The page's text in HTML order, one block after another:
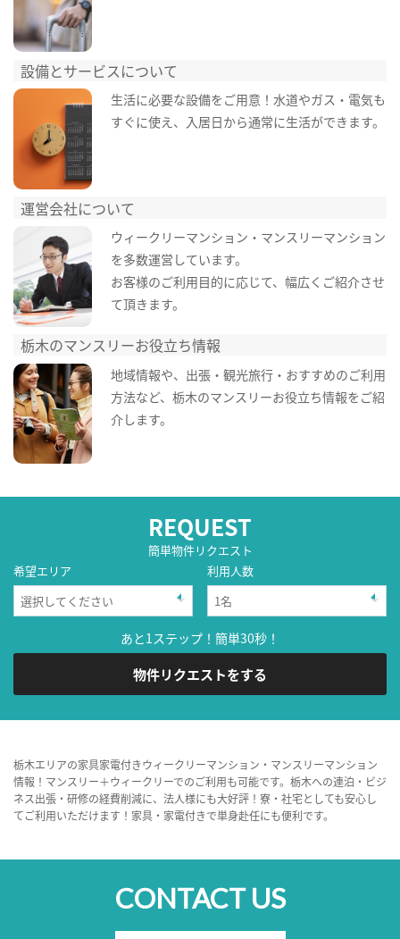
設備とサービスについて
生活に必要な設備をご用意！水道やガス・電気も
すぐに使え、入居日から通常に生活ができます。
運営会社について
ウィークリーマンション・マンスリーマンション
を多数運営しています。
お客様のご利用目的に応じて、幅広くご紹介させ
て頂きます。
栃木のマンスリーお役立ち情報
地域情報や、出張・観光旅行・おすすめのご利用
方法など、栃木のマンスリーお役立ち情報をご紹
介します。
REQUEST
簡単物件リクエスト
希望エリア
利用人数
あと1ステップ！簡単30秒！
物件リクエストをする
栃木エリアの家具家電付きウィークリーマンション・マンスリーマンション
情報！マンスリー＋ウィークリーでのご利用も可能です。栃木への連泊・ビジ
ネス出張・研修の経費削減に、法人様にも大好評！寮・社宅としても安心し
てご利用いただけます！家具・家電付きで単身赴任にも便利です。
CONTACT US